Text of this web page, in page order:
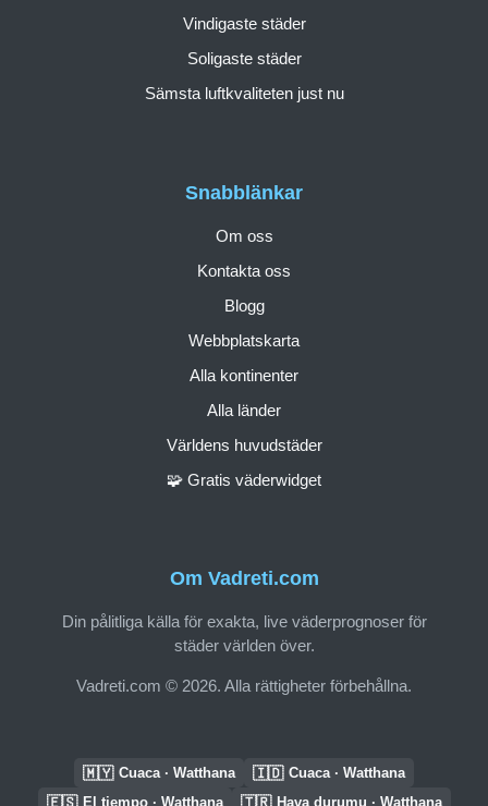
Om Vadreti.com
Din pålitliga källa för exakta, live väderprognoser för
städer världen över.
Vadreti.com © 2026. Alla rättigheter förbehållna.
Snabblänkar
Om oss
Kontakta oss
Blogg
Webbplatskarta
Alla kontinenter
Alla länder
Världens huvudstäder
🧩 Gratis väderwidget
Vindigaste städer
Soligaste städer
Sämsta luftkvaliteten just nu
🇲🇾 Cuaca · Watthana 🇮🇩 Cuaca · Watthana
🇪🇸 El tiempo · Watthana 🇹🇷 Hava durumu · Watthana